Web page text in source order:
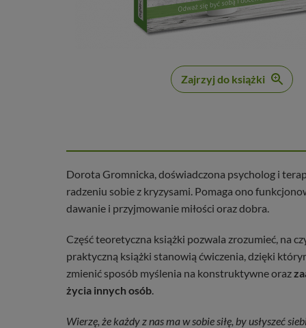
Zajrzyj do książki
Dorota Gromnicka, doświadczona psycholog i
radzeniu sobie z kryzysami. Pomaga ono
dawanie i przyjmowanie miłości oraz dobra.
Część teoretyczna książki pozwala zrozumieć, na
praktyczną książki stanowią ćwiczenia, dzięki
zmienić sposób myślenia na konstruktywne oraz
życia innych osób.
Wierzę, że każdy z nas ma w sobie siłę, by usłyszeć